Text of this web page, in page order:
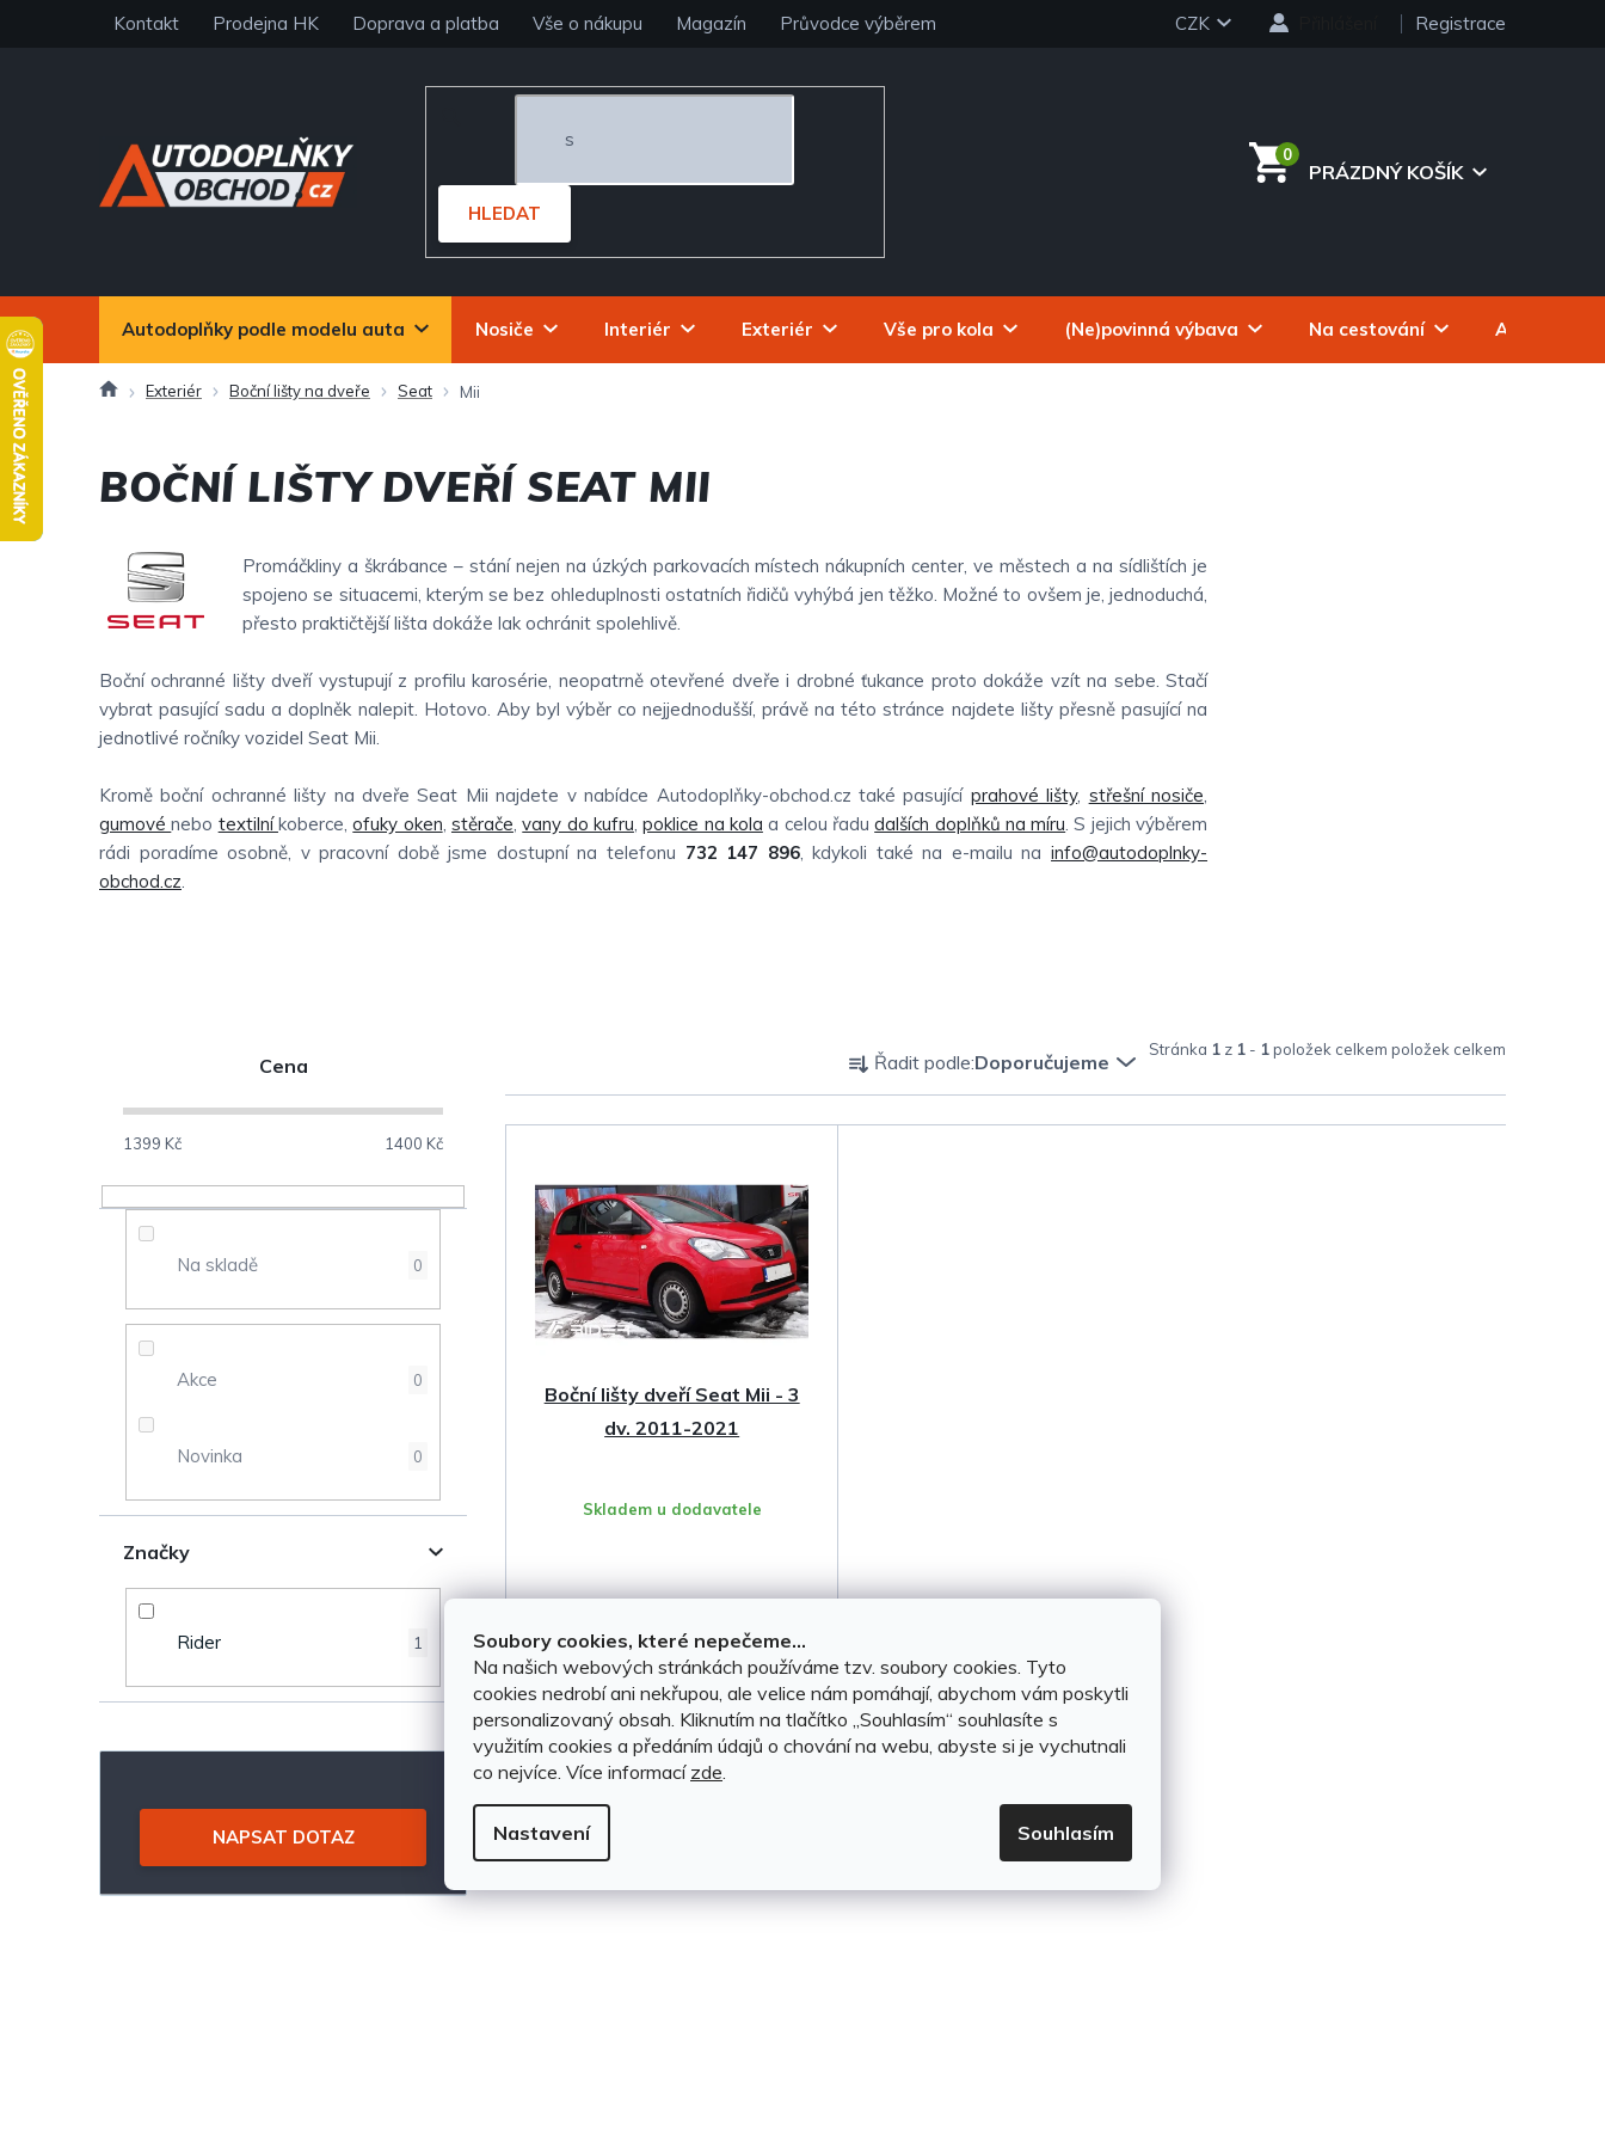
Soubory cookies, které nepečeme...
Na našich webových stránkách používáme tzv. soubory cookies. Tyto
cookies nedrobí ani nekřupou, ale velice nám pomáhají, abychom vám poskytli
personalizovaný obsah. Kliknutím na tlačítko ,,Souhlasím“ souhlasíte s
využitím cookies a předáním údajů o chování na webu, abyste si je vychutnali
co nejvíce. Více informací zde
Nastavení Souhlasím
Kontakt Prodejna HK Doprava a platba Vše o nákupu Magazín Průvodce výběrem CZK Registrace
HLEDAT
PRÁZDNÝ KOŠÍK
Autodoplňky podle modelu auta Nosiče Interiér Exteriér Vše pro kola (Ne)povinná výbava Na cestování
DomůExteriér Boční lišty na dveře Seat Mii
BOČNÍ LIŠTY DVEŘÍ SEAT MII
Promáčkliny a škrábance – stání nejen na úzkých parkovacích místech nákupních center, ve městech a na sídlištích je
spojeno se situacemi, kterým se bez ohleduplnosti ostatních řidičů vyhýbá jen těžko. Možné to ovšem je, jednoduchá,
přesto praktičtější lišta dokáže lak ochránit spolehlivě.
Boční ochranné lišty dveří vystupují z profilu karosérie, neopatrně otevřené dveře i drobné ťukance proto dokáže vzít na sebe. Stačí
vybrat pasující sadu a doplněk nalepit. Hotovo. Aby byl výběr co nejjednodušší, právě na této stránce najdete lišty přesně pasující na
jednotlivé ročníky vozidel Seat Mii.
Kromě boční ochranné lišty na dveře Seat Mii najdete v nabídce Autodoplňky-obchod.cz také pasující prahové lišty, střešní nosiče,
gumovénebo textilníkoberce,ofuky oken, stěrače,vany do kufru,poklice na kola a celou řadudalších doplňků na míru. S jejich výběrem
rádi poradíme osobně, v pracovní době jsme dostupní na telefonu 732 147 896, kdykoli také na e-mailu nainfo@autodoplnky-
obchod.cz.
t
p
l
Cena
1399 Kč 1400 Kč
Na skladě 0
Akce 0
Novinka 0
Značky
Rider 1
NAPSAT DOTAZ
Stránka 1 z 1 - 1položek celkem
Ř
a
u
t
ů
Řadit podle:Doporučujeme
d
u
k
t
ů
Boční lišty dveří Seat Mii - 3
dv. 2011-2021
Skladem u dodavatele
DO KOŠÍKU
v
l
á